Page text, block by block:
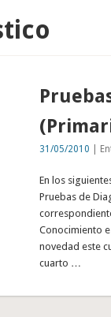
31/05/2010 |
En los
Pruebas de
Conocimiento
novedad este
cuarto …